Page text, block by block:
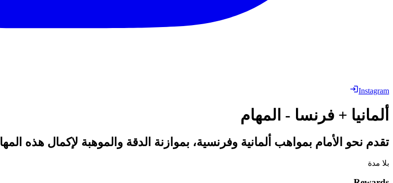
Instagram
ألمانيا + فرنسا - المهام
تقدم نحو الأمام بمواهب ألمانية وفرنسية، بموازنة الدقة والموهبة لإكمال هذه
بلا مدة